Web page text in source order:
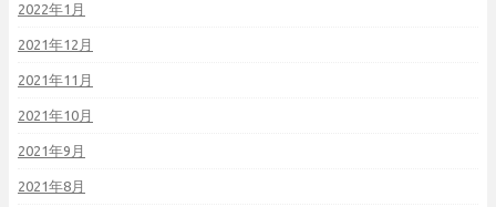
2022年1月
2021年12月
2021年11月
2021年10月
2021年9月
2021年8月